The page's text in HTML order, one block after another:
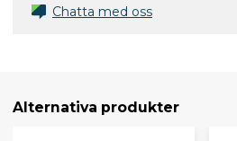
Chatta med oss
Alternativa produkter